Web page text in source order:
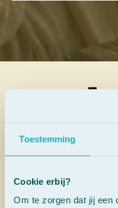
Toestemming
Cookie erbij?
Om te zorgen dat jij een
“Ik ben
Bij ons thuis
SOS-druppels.”